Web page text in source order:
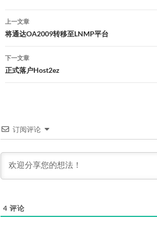
文
章
导
航
上一文章
将通达OA2009转移至LNMP平台
下一文章
正式落户Host2ez
订阅评论
4 评论